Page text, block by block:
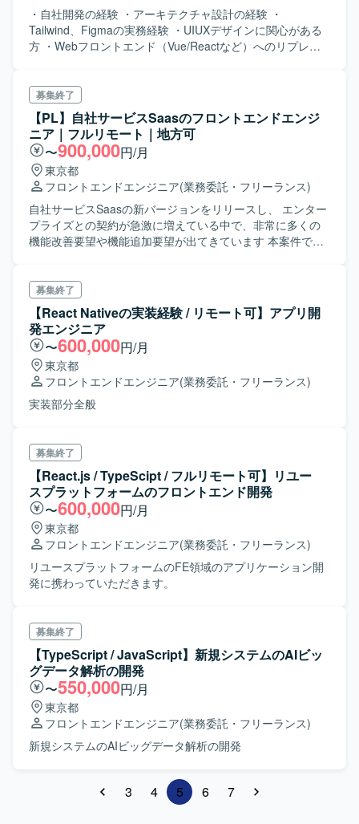
・自社開発の経験 ・アーキテクチャ設計の経験 ・
Tailwind、Figmaの実務経験 ・UIUXデザインに関心がある
方 ・Webフロントエンド（Vue/Reactなど）へのリプレイ
募集終了
【PL】自社サービスSaasのフロントエンドエンジ
ニア｜フルリモート｜地方可
〜900,000円/月
東京都
フロントエンドエンジニア(業務委託・フリーランス)
自社サービスSaasの新バージョンをリリースし、 エンター
プライズとの契約が急激に増えている中で、非常に多くの
機能改善要望や機能追加要望が出てきています 本案件で
は、React & Typescriptを使用し、GraphQLを用いたBFFを
導入しています。 社員エンジニアとスクラムチームを形成
し、スクラムイベントを通じて、 開発メンバー全員でスプ
リントを消化していく体制になります。 状況や強み、希望
に応じてバックエンド領域をお願いすることも可能です。
募集終了
【React Nativeの実装経験 / リモート可】アプリ開
発エンジニア
〜600,000円/月
東京都
フロントエンドエンジニア(業務委託・フリーランス)
実装部分全般
募集終了
【React.js / TypeScipt / フルリモート可】リユー
スプラットフォームのフロントエンド開発
〜600,000円/月
東京都
フロントエンドエンジニア(業務委託・フリーランス)
リユースプラットフォームのFE領域のアプリケーション開
発に携わっていただきます。
募集終了
【TypeScript / JavaScript】新規システムのAIビッ
グデータ解析の開発
〜550,000円/月
東京都
フロントエンドエンジニア(業務委託・フリーランス)
新規システムのAIビッグデータ解析の開発
3 4 5 6 7